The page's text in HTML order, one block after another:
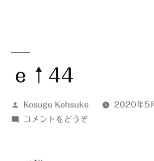
ｅ↑44
投
稿
Kosuge Kohsuke
2020年5
コメントをどうぞ(ｅ